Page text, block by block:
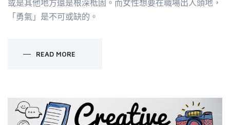
或是其他地方還是根深柢固。而女性想要在職場出人頭地，
「勇氣」是不可或缺的。
READ MORE